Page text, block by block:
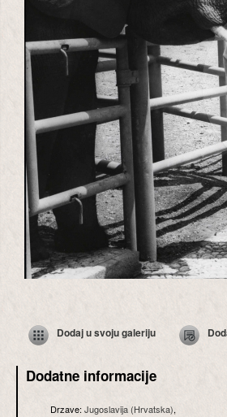
Dodaj u svoju galeriju
Dodatne informacije
Drzave:Jugoslavija (Hrvatska),